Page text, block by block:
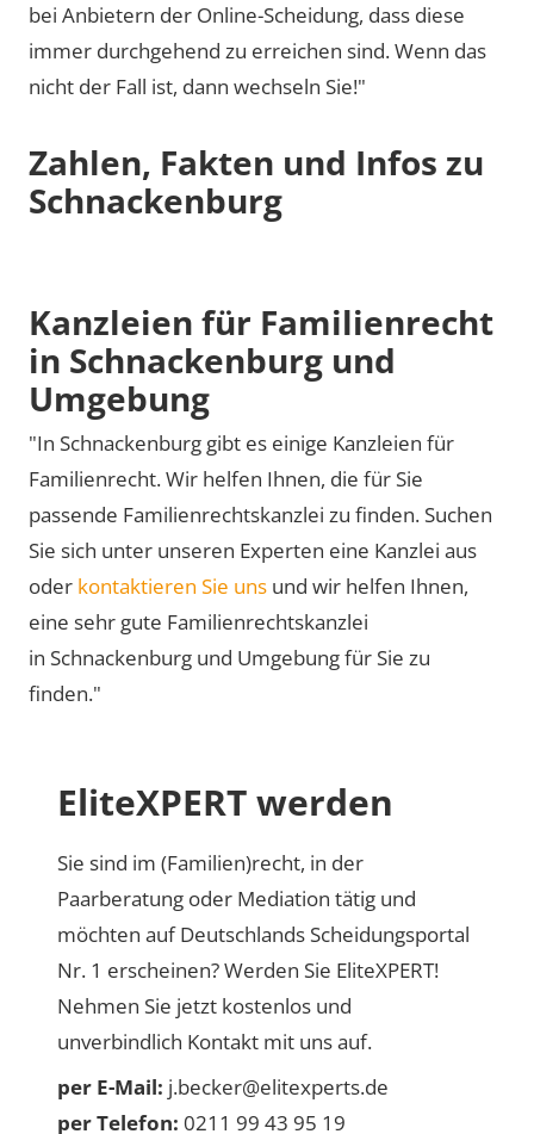
bei Anbietern der Online-Scheidung, dass diese
immer durchgehend zu erreichen sind. Wenn das
nicht der Fall ist, dann wechseln Sie!"
Zahlen, Fakten und Infos zu
Schnackenburg
Kanzleien für Familienrecht
in Schnackenburg und
Umgebung
"In Schnackenburg gibt es einige Kanzleien für
Familienrecht. Wir helfen Ihnen, die für Sie
passende Familienrechtskanzlei zu finden. Suchen
Sie sich unter unseren Experten eine Kanzlei aus
oder kontaktieren Sie uns und wir helfen Ihnen,
eine sehr gute Familienrechtskanzlei
in Schnackenburg und Umgebung für Sie zu
finden."
EliteXPERT werden
Sie sind im (Familien)recht, in der
Paarberatung oder Mediation tätig und
möchten auf Deutschlands Scheidungsportal
Nr. 1 erscheinen? Werden Sie EliteXPERT!
Nehmen Sie jetzt kostenlos und
unverbindlich Kontakt mit uns auf.
per E-Mail: j.becker@elitexperts.de
per Telefon: 0211 99 43 95 19